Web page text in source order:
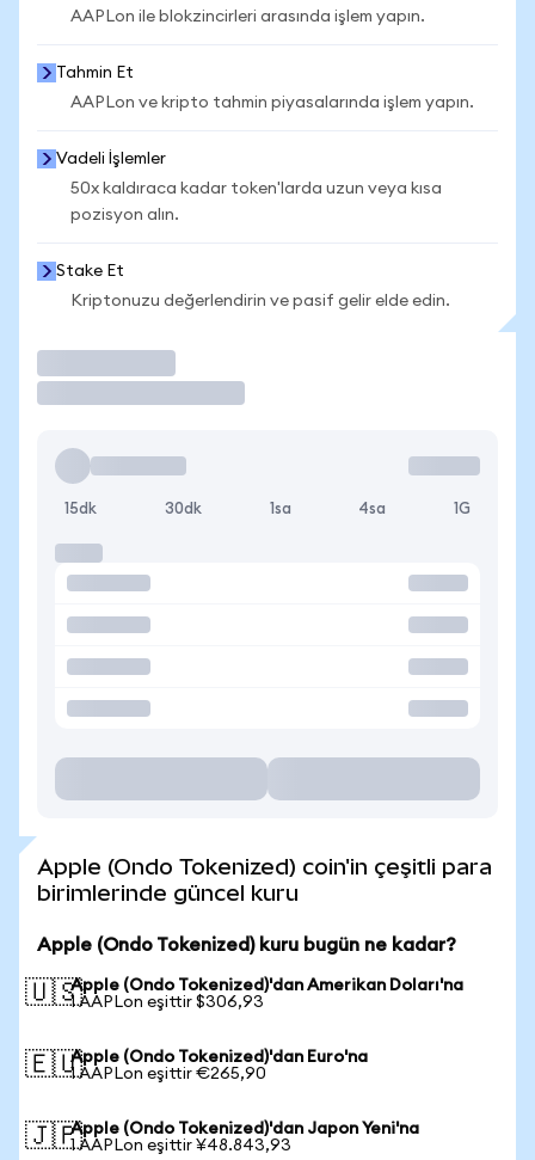
AAPLon ile blokzincirleri arasında işlem yapın.
Tahmin Et
AAPLon ve kripto tahmin piyasalarında işlem yapın.
Vadeli İşlemler
50x kaldıraca kadar token'larda uzun veya kısa
pozisyon alın.
Stake Et
Kriptonuzu değerlendirin ve pasif gelir elde edin.
15dk 30dk 1sa 4sa 1G
Apple (Ondo Tokenized) coin'in çeşitli para
birimlerinde güncel kuru
Apple (Ondo Tokenized) kuru bugün ne kadar?
🇺🇸Apple (Ondo Tokenized)'dan Amerikan Doları'na
1 AAPLon eşittir $306,93
🇪🇺Apple (Ondo Tokenized)'dan Euro'na
1 AAPLon eşittir €265,90
🇯🇵Apple (Ondo Tokenized)'dan Japon Yeni'na
1 AAPLon eşittir ¥48.843,93